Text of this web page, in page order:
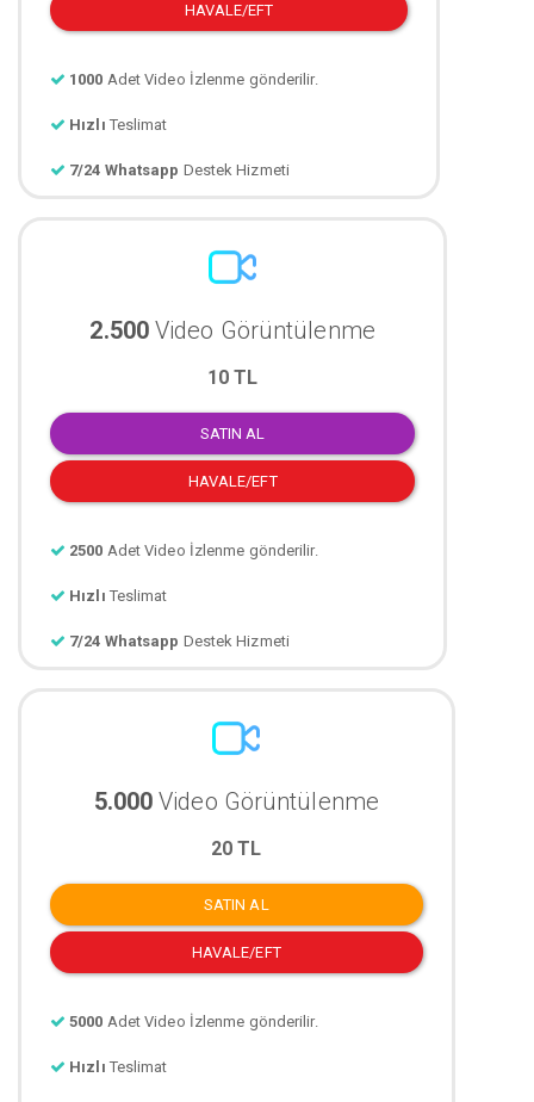
HAVALE/EFT
1000 Adet Video İzlenme gönderilir.
Hızlı Teslimat
7/24 Whatsapp Destek Hizmeti
2.500Video Görüntülenme
10 TL
SATIN AL
HAVALE/EFT
2500 Adet Video İzlenme gönderilir.
Hızlı Teslimat
7/24 Whatsapp Destek Hizmeti
5.000Video Görüntülenme
20 TL
SATIN AL
HAVALE/EFT
5000 Adet Video İzlenme gönderilir.
Hızlı Teslimat